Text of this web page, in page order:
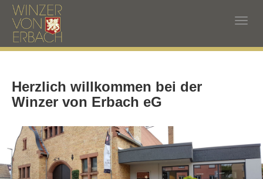
Skip
main
content
Herzlich willkommen bei der
Winzer von Erbach eG